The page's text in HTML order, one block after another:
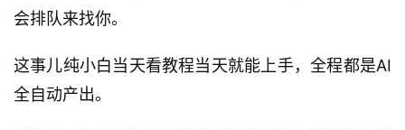
会排队来找你。
这事儿纯小白当天看教程当天就能上手，全程都是AI
全自动产出。